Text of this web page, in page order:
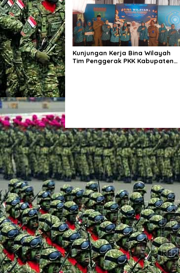
Kunjungan Kerja Bina Wilayah
Tim Penggerak PKK Kabupaten